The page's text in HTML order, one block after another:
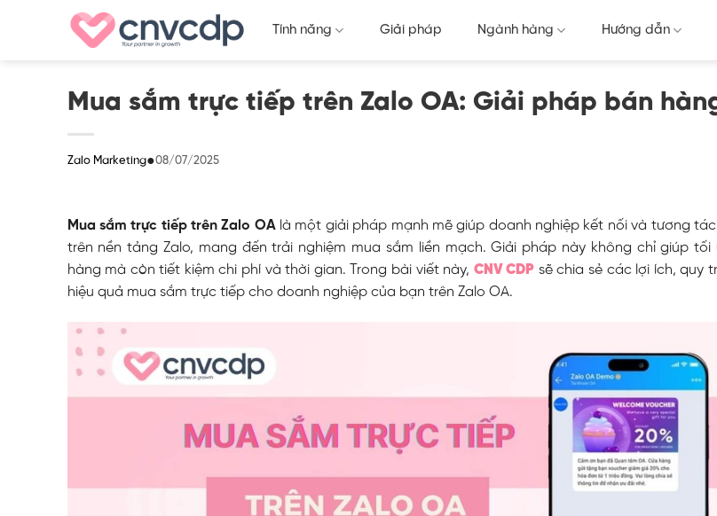
Tính năng Giải pháp Ngành hàng Hướng dẫn
Mua sắm trực tiếp trên Zalo OA: Giải pháp bán
Zalo Marketing●08/07/2025
Mua sắm trực tiếp trên Zalo OAlà một giải pháp mạnh mẽ giúp doanh nghiệp kết nối và tương
trên nền tảng Zalo, mang đến trải nghiệm mua sắm liền mạch. Giải pháp này không chỉ giúp
hàng mà còn tiết kiệm chi phí và thời gian. Trong bài viết này, CNV CDP sẽ chia sẻ các lợi ích, quy
hiệu quả mua sắm trực tiếp cho doanh nghiệp của bạn trên Zalo OA.